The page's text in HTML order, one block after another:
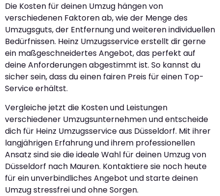
Die Kosten für deinen Umzug hängen von
verschiedenen Faktoren ab, wie der Menge des
Umzugsguts, der Entfernung und weiteren individuellen
Bedürfnissen. Heinz Umzugsservice erstellt dir gerne
ein maßgeschneidertes Angebot, das perfekt auf
deine Anforderungen abgestimmt ist. So kannst du
sicher sein, dass du einen fairen Preis für einen Top-
Service erhältst.
Vergleiche jetzt die Kosten und Leistungen
verschiedener Umzugsunternehmen und entscheide
dich für Heinz Umzugsservice aus Düsseldorf. Mit ihrer
langjährigen Erfahrung und ihrem professionellen
Ansatz sind sie die ideale Wahl für deinen Umzug von
Düsseldorf nach Mauren. Kontaktiere sie noch heute
für ein unverbindliches Angebot und starte deinen
Umzug stressfrei und ohne Sorgen.